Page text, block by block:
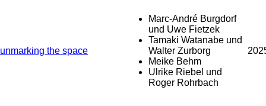
unmarking the space
Marc-André Burgdorf
und Uwe Fietzek
Tamaki Watanabe und
Walter Zurborg
Meike Behm
Ulrike Riebel und
Roger Rohrbach